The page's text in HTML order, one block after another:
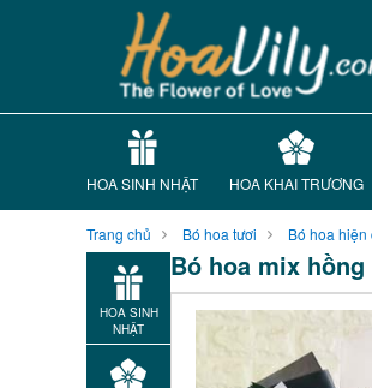
HOA SINH NHẬT HOA KHAI TRƯƠNG
Trang chủ Bó hoa tươi Bó hoa hiện
HOA SINH
NHẬT
Bó hoa mix